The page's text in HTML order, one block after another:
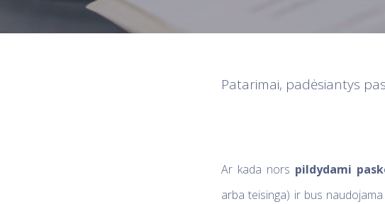
Patarimai, padėsiantys
Ar kada nors pildydami
arba teisinga) ir bus